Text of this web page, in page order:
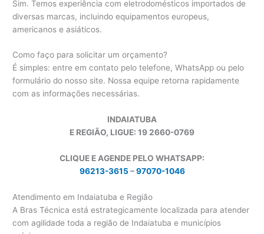
Sim. Temos experiência com eletrodomésticos importados de
diversas marcas, incluindo equipamentos europeus,
americanos e asiáticos.
Como faço para solicitar um orçamento?
É simples: entre em contato pelo telefone, WhatsApp ou pelo
formulário do nosso site. Nossa equipe retorna rapidamente
com as informações necessárias.
INDAIATUBA
E REGIÃO, LIGUE: 19 2660-0769
CLIQUE E AGENDE PELO WHATSAPP:
96213-3615 –97070-1046
Atendimento em Indaiatuba e Região
A Bras Técnica está estrategicamente localizada para atender
com agilidade toda a região de Indaiatuba e municípios